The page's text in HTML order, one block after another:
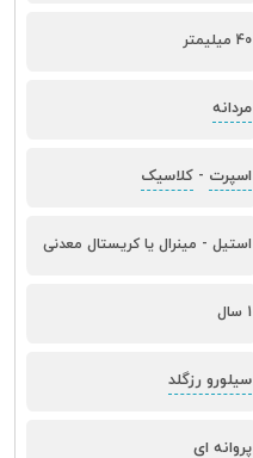
40 میلیمتر
مردانه
اسپرت - کلاسیک
استیل - مینرال یا کریستال معدنی
1 سال
سیلورو رزگلد
پروانه ای